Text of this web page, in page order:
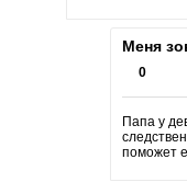
Меня
0
Папа у
поможет